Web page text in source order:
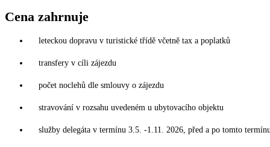
Cena zahrnuje
leteckou dopravu v turistické třídě včetně tax a poplatků
transfery v cíli zájezdu
počet noclehů dle smlouvy o zájezdu
stravování v rozsahu uvedeném u ubytovacího objektu
služby delegáta v termínu 3.5. -1.11. 2026, před a po tomto